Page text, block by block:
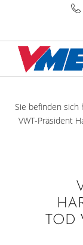
Sie befinden sich
VWT-Präsident
TOD